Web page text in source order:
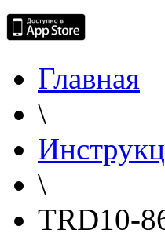
Главная
\
\
TRD10-